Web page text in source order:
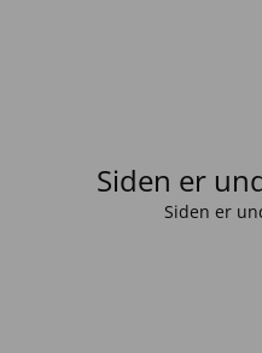
Siden er
Siden er